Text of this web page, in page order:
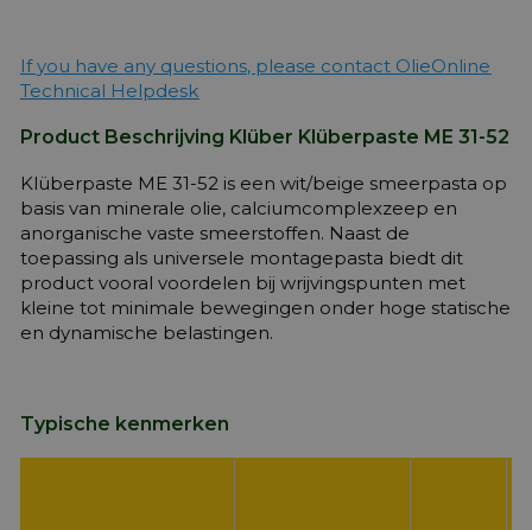
If you have any questions, please contact OlieOnline
Technical Helpdesk
Product Beschrijving Klüber Klüberpaste ME 31-52
Klüberpaste ME 31-52 is een wit/beige smeerpasta op
basis van minerale olie, calciumcomplexzeep en
anorganische vaste smeerstoffen. Naast de
toepassing als universele montagepasta biedt dit
product vooral voordelen bij wrijvingspunten met
kleine tot minimale bewegingen onder hoge statische
en dynamische belastingen.
Typische kenmerken